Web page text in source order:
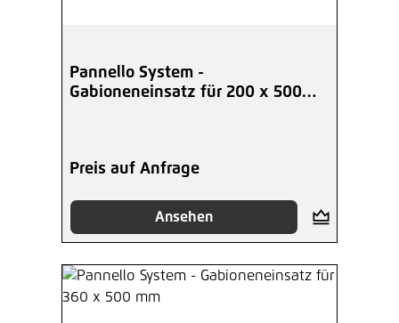
Pannello System -
Gabioneneinsatz für 200 x 500
Preis auf Anfrage
Ansehen